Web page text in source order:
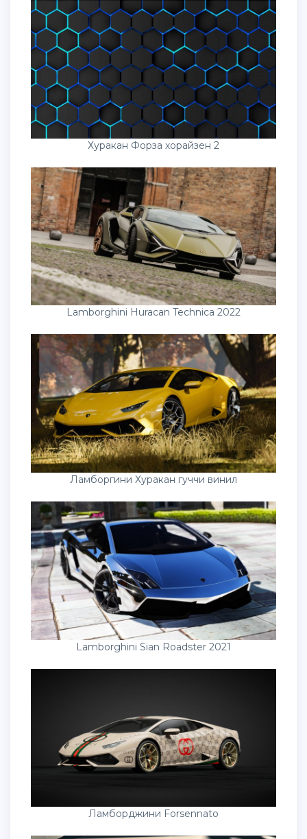
Хуракан Форза хорайзен 2
Lamborghini Huracan Technica 2022
Ламборгини Хуракан гуччи винил
Lamborghini Sian Roadster 2021
Ламборджини Forsennato